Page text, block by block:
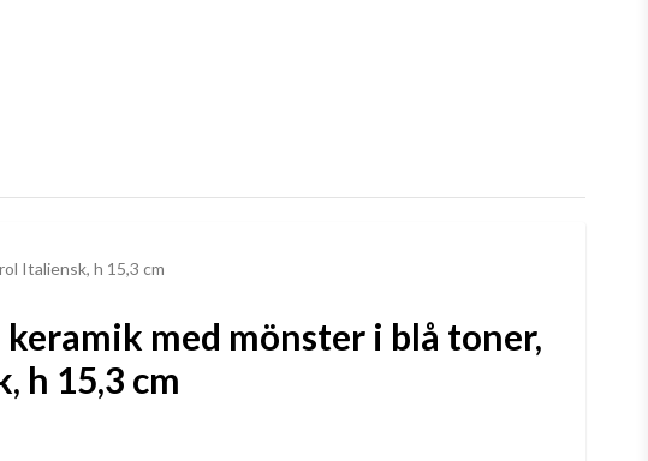
Italiensk, h 15,3 cm
keramik med mönster i blå toner,
h 15,3 cm